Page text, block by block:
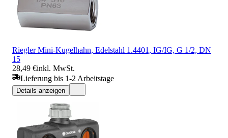
Riegler Mini-Kugelhahn, Edelstahl 1.4401, IG/IG, G 1/2, DN
15
28,49 €inkl. MwSt.
Lieferung bis 1-2 Arbeitstage
Details anzeigen